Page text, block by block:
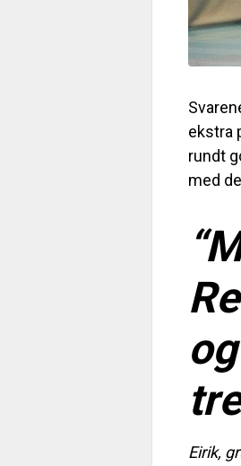
ekstra
rundt
med
Eirik,